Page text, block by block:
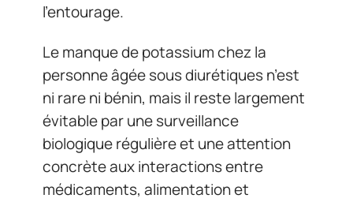
l’entourage.
Le manque de potassium chez la
personne âgée sous diurétiques n’est
ni rare ni bénin, mais il reste largement
évitable par une surveillance
biologique régulière et une attention
concrète aux interactions entre
médicaments, alimentation et